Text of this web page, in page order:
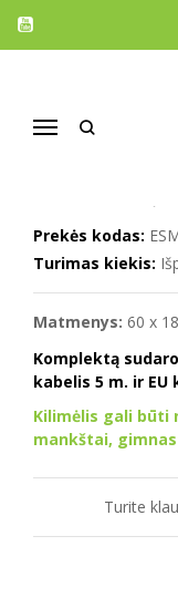
Navigacija
Pagrindinis
180 CM
Prekės kodas:
Turimas kiekis:
Matmenys: 60 x
Komplektą sudaro
kabelis 5 m. ir EU
Kilimėlis gali būti
mankštai,
Turite